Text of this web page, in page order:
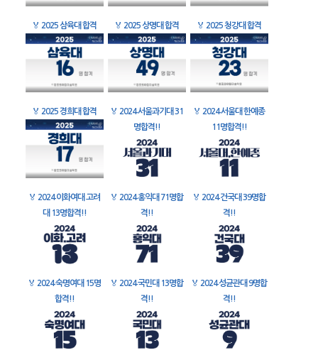
🏅 2025 삼육대 합격 🏅 2025 상명대 합격 🏅 2025 청강대 합격
🏅 2025 경희대 합격 🏅 2024 서울과기대 31
명합격!!
🏅 2024 서울대 한예종
11명합격!!
🏅 2024 이화여대 고려
대 13명합격!!
🏅 2024 홍익대 71명합
격!!
🏅 2024 건국대 39명합
격!!
🏅 2024 숙명여대 15명
합격!!
🏅 2024 국민대 13명합
격!!
🏅 2024 성균관대 9명합
격!!